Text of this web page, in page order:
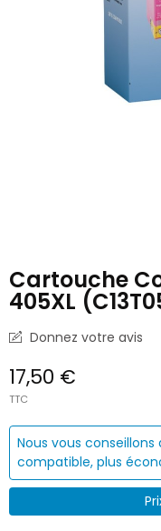
Cartouche
405XL
Donnez votre avis
17,50 €
TTC
Nous vous
compatible, plus